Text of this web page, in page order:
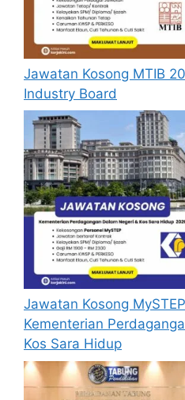
Jawatan Kosong MTIB
Industry Board
Jawatan Kosong
Kementerian
Kos Sara Hidup